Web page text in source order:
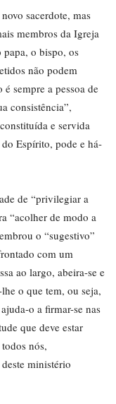
sacerdote, mas
membros da Igreja
o bispo, os
não podem
sempre a pessoa de
consistência”,
e servida
Espírito, pode e há-
de “privilegiar a
“acolher de modo a
o “sugestivo”
com um
ao largo, abeira-se e
o que tem, ou seja,
o a firmar-se nas
que deve estar
nós,
ministério